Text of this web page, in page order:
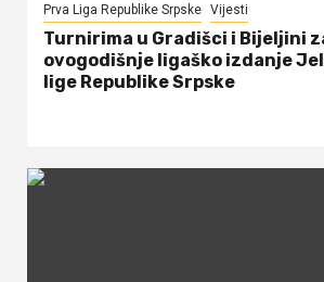
Prva Liga Republike Srpske Vijesti
Turnirima u Gradišci i Bijeljini
ovogodišnje ligaško izdanje
lige Republike Srpske